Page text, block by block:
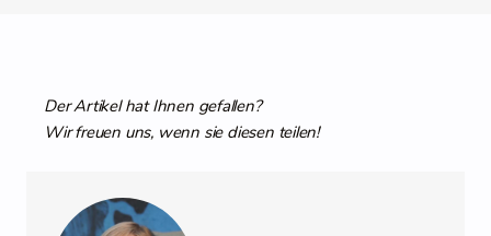
Der Artikel hat Ihnen gefallen?
Wir freuen uns, wenn sie diesen teilen!